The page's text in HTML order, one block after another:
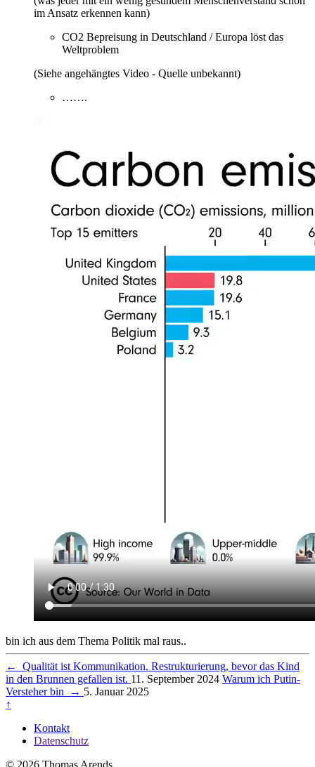
im Ansatz erkennen kann)
CO2 Bepreisung in Deutschland / Europa löst das
Weltproblem
(Siehe angehängtes Video - Quelle unbekannt)
…….
bin ich aus dem Thema Politik mal raus..
←
Qualität ist Kommunikation. Restrukturierung, bevor das Kind
in den Brunnen gefallen ist. 11. September 2024 Warum ich Putin-
Versteher bin
→ 5. Januar 2025
↑
Kontakt
Datenschutz
© 2026 Thomas Arends